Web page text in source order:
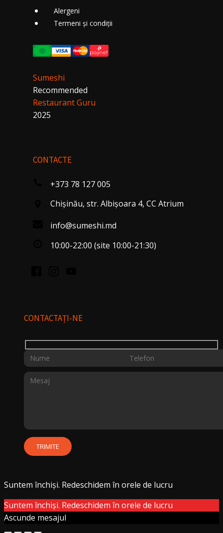
Alergeni
Termeni și condiții
Sumeshi
Recommended
Restaurant Guru
2025
CONTACTE
+373 78 127 005
Chişinău, str. Albişoara 4, CC Atrium
info@sumeshi.md
10:00-22:00 (site 10:00-21:30)
CONTACTAȚI-NE
Suntem închiși. Redeschidem în orele de lucru
Suntem închiși. Redeschidem în orele de lucru
Ascunde mesajul